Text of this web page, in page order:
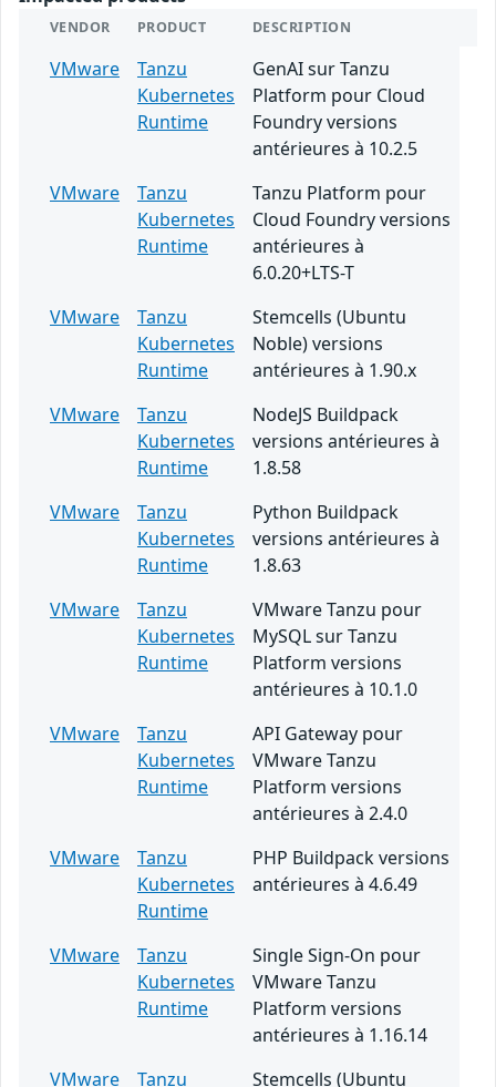
VENDOR PRODUCT DESCRIPTION
VMware
Tanzu
Kubernetes
Runtime
GenAI sur Tanzu
Platform pour Cloud
Foundry versions
antérieures à 10.2.5
VMware
Tanzu
Kubernetes
Runtime
Tanzu Platform pour
Cloud Foundry versions
antérieures à
6.0.20+LTS-T
VMware
Tanzu
Kubernetes
Runtime
Stemcells (Ubuntu
Noble) versions
antérieures à 1.90.x
VMware
Tanzu
Kubernetes
Runtime
NodeJS Buildpack
versions antérieures à
1.8.58
VMware
Tanzu
Kubernetes
Runtime
Python Buildpack
versions antérieures à
1.8.63
VMware
Tanzu
Kubernetes
Runtime
VMware Tanzu pour
MySQL sur Tanzu
Platform versions
antérieures à 10.1.0
VMware
Tanzu
Kubernetes
Runtime
API Gateway pour
VMware Tanzu
Platform versions
antérieures à 2.4.0
VMware
Tanzu
Kubernetes
Runtime
PHP Buildpack versions
antérieures à 4.6.49
VMware
Tanzu
Kubernetes
Runtime
Single Sign-On pour
VMware Tanzu
Platform versions
antérieures à 1.16.14
VMware
Tanzu Stemcells (Ubuntu